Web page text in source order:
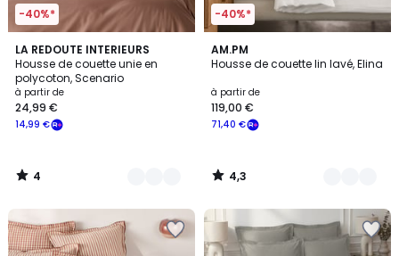
-40%*
LA REDOUTE INTERIEURS
Housse de couette unie en
polycoton, Scenario
à partir de
14,99 €
24,99 €
4
/
5
16
Couleurs
4
/
-40%*
AM.PM
Housse de couette lin lavé, Elina
à partir de
71,40 €
119,00 €
4,3
/ 5
25
Couleurs
4,3
/